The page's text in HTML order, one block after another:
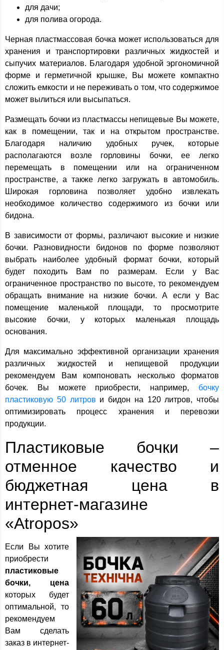
для дачи;
для полива огорода.
Черная пластмассовая бочка может использоваться для
хранения и транспортировки различных жидкостей и
сыпучих материалов. Благодаря удобной эргономичной
форме и герметичной крышке, Вы можете компактно
сложить емкости и не переживать о том, что содержимое
может вылиться или высыпаться.
Размещать бочки из пластмассы непищевые Вы можете,
как в помещении, так и на открытом пространстве.
Благодаря наличию удобных ручек, которые
располагаются возле горловины бочки, ее легко
перемещать в помещении или на ограниченном
пространстве, а также легко загружать в автомобиль.
Широкая горловина позволяет удобно извлекать
необходимое количество содержимого из бочки или
бидона.
В зависимости от формы, различают высокие и низкие
бочки. Разновидности бидонов по форме позволяют
выбрать наиболее удобный формат бочки, который
будет походить Вам по размерам. Если у Вас
ограниченное пространство по высоте, то рекомендуем
обращать внимание на низкие бочки. А если у Вас
помещение маленькой площади, то просмотрите
высокие бочки, у которых маленькая площадь
основания.
Для максимально эффективной организации хранения
различных жидкостей и непищевой продукции
рекомендуем Вам компоновать несколько форматов
бочек. Вы можете приобрести, например, бочку
пластиковую 50 литров и бидон на 120 литров, чтобы
оптимизировать процесс хранения и перевозки
продукции.
Пластиковые бочки –
отменное качество и
бюджетная цена в
интернет-магазине
«Atropos»
Если Вы хотите
приобрести
пластиковые
бочки, цена
которых будет
оптимальной, то
рекомендуем
Вам сделать
заказ в интернет-